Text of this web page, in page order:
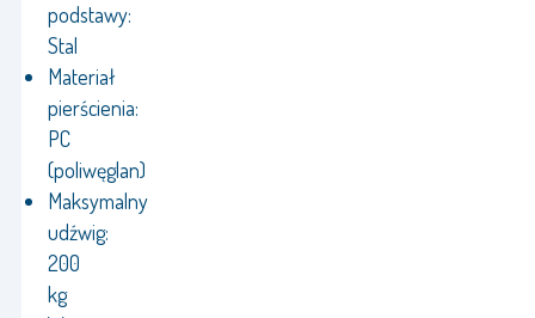
podstawy:
Stal
Materiał
pierścienia:
PC
(poliwęglan)
Maksymalny
udźwig:
200
kg